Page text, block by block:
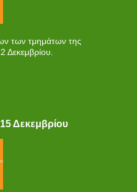
των τμημάτων της
Δεκεμβρίου.
Δεκεμβρίου